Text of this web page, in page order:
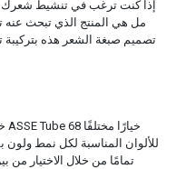
إذا كنت ترغب في تنشيط شعرك
تصميم صبغة الشعر هذه
للألوان المناسبة لكل نمط
تمامًا من خلال الاختيار من